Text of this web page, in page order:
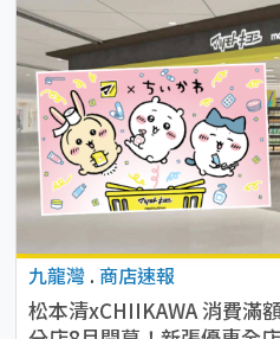
九龍灣 . 商店速報
松本清xCHIIKAWA 消費滿